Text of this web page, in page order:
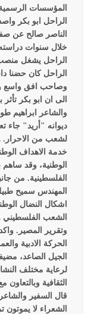
المؤسسات الرسمية
الراحل ابو بكر
الناصر صالح عن
خلال سنوات
الراحل يشغل
الراحل كان حضنا
وصاحب افق واسع
الى ان ابو بكر
والشاعر ابراهيم
ديوانه "أريد" جاء
لشعب من الاحرار.
خدمة الاهداف
الوطنية، وقد ساهم
الفلسطينية. من
المهندس سميح
اشكال النضال
الشعب الفلسطيني
وتقرير المصير.
الحركة الادبية
الجيل الصاعد،
لرعاية مختلف
الثقافية
قال السفير
الشعراء لا يموتون